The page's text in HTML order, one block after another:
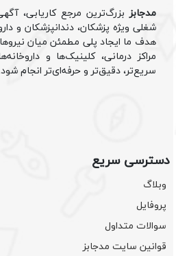
مدجابزبزرگ‌ترین مرجع کاریابی،
شغلی ویژه پزشکان، دندانپزشکان و
هدف ما ایجاد پلی مطمئن میان
مراکز درمانی، کلینیک‌ها و
سریع‌تر، دقیق‌تر و حرفه‌ای‌تر انجام شود.
دسترسی سریع
وبلاگ
پروفایل
سوالات متداول
قوانین سایت مدجابز